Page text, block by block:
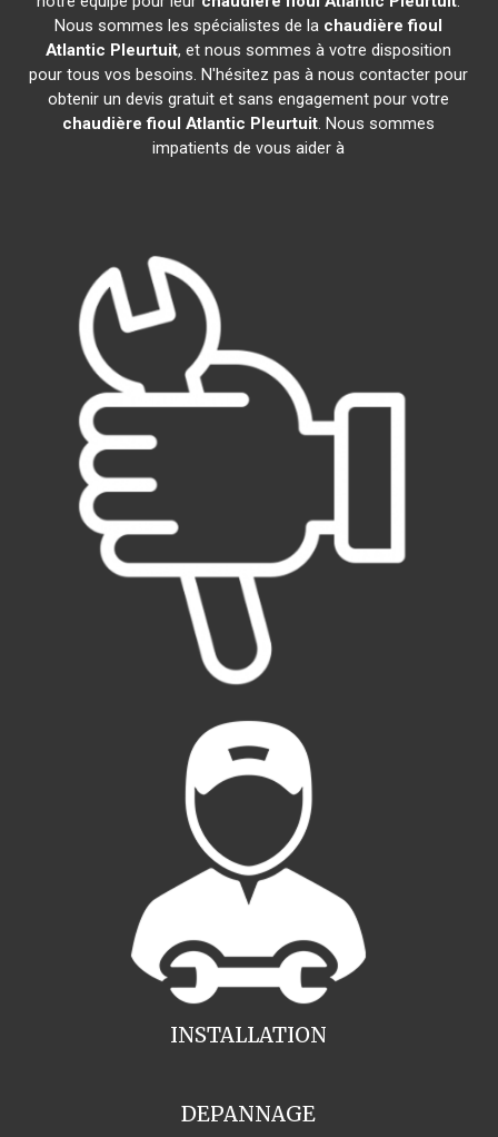
Nous sommes les spécialistes de la chaudière fioul
Atlantic Pleurtuit, et nous sommes à votre disposition
pour tous vos besoins. N'hésitez pas à nous contacter pour
obtenir un devis gratuit et sans engagement pour votre
chaudière fioul Atlantic Pleurtuit. Nous sommes
impatients de vous aider à
INSTALLATION
DEPANNAGE